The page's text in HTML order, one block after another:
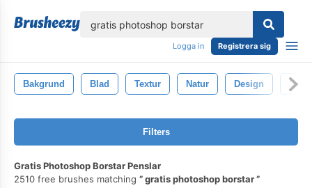
Logga in Registrera sig
Bakgrund Blad Textur Natur Design Svart
Filters
Gratis Photoshop Borstar Penslar
2510 free brushes matching
gratis photoshop borstar